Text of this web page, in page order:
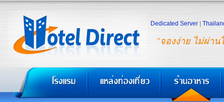
"จองง่าย ไม่ผ่าน
Dedicated Server